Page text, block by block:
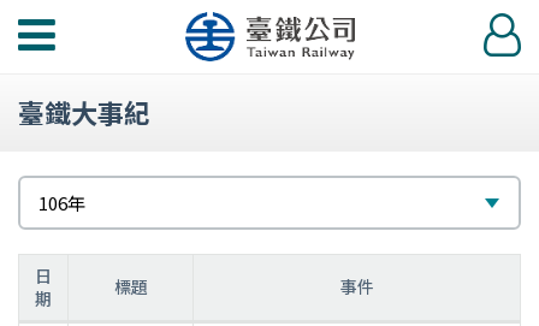
功
選
登
入
臺鐵大事紀
選
106年
日
期
標題 事件